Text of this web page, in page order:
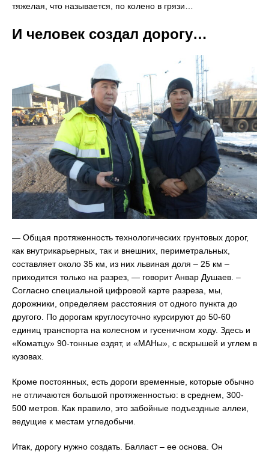
тяжелая, что называется, по колено в грязи…
И человек создал дорогу…
— Общая протяженность технологических грунтовых дорог,
как внутрикарьерных, так и внешних, периметральных,
составляет около 35 км, из них львиная доля – 25 км –
приходится только на разрез, — говорит Анвар Душаев. –
Согласно специальной цифровой карте разреза, мы,
дорожники, определяем расстояния от одного пункта до
другого. По дорогам круглосуточно курсируют до 50-60
единиц транспорта на колесном и гусеничном ходу. Здесь и
«Коматцу» 90-тонные ездят, и «МАНы», с вскрышей и углем в
кузовах.
Кроме постоянных, есть дороги временные, которые обычно
не отличаются большой протяженностью: в среднем, 300-
500 метров. Как правило, это забойные подъездные аллеи,
ведущие к местам угледобычи.
Итак, дорогу нужно создать. Балласт – ее основа. Он